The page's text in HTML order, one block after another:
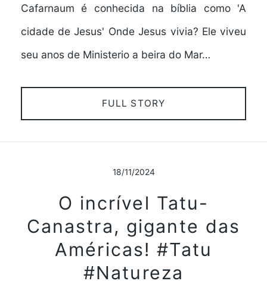
Cafarnaum é conhecida na bíblia como 'A
cidade de Jesus' Onde Jesus vivia? Ele viveu
seu anos de Ministerio a beira do Mar…
FULL STORY
18/11/2024
O incrível Tatu-
Canastra, gigante das
Américas! #Tatu
#Natureza